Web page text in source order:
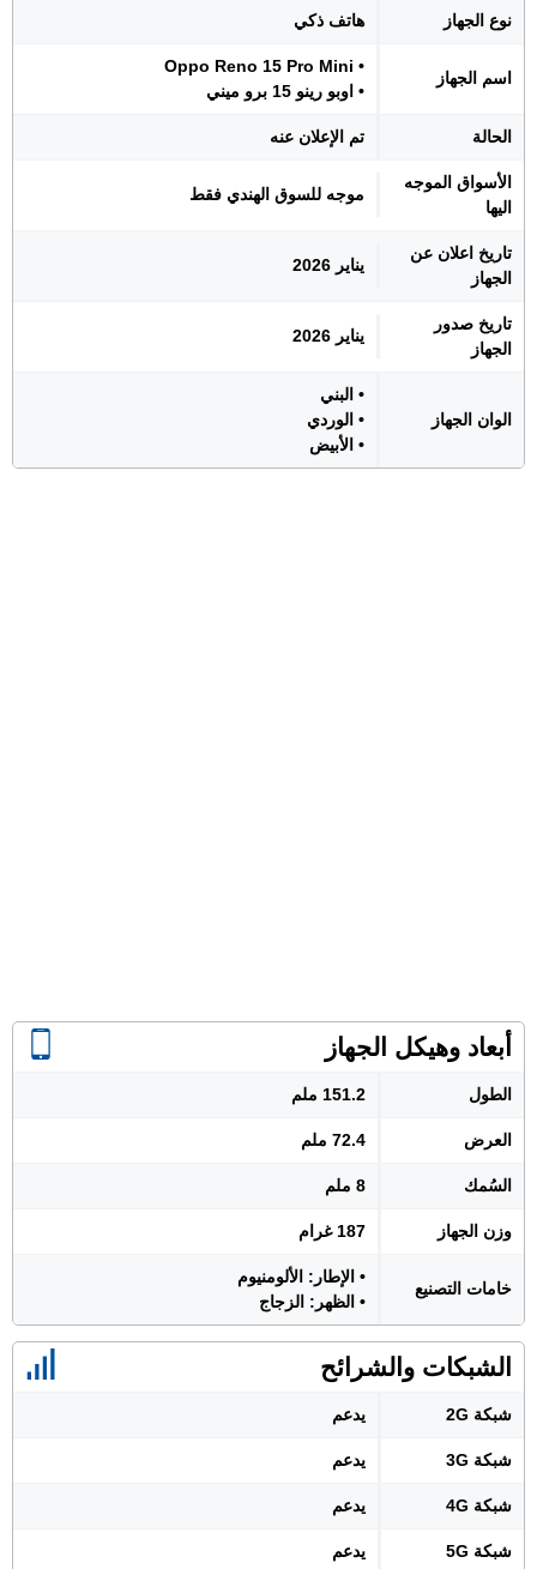
نوع الجهاز هاتف ذكي
اسم الجهاز
• Oppo Reno 15 Pro Mini
• اوبو رينو 15 برو ميني
الحالة تم الإعلان عنه
الأسواق الموجه
اليها
موجه للسوق الهندي فقط
تاريخ اعلان عن
الجهاز
يناير 2026
تاريخ صدور
الجهاز
يناير 2026
الوان الجهاز
• البني
• الوردي
• الأبيض
أبعاد وهيكل الجهاز
الطول 151.2 ملم
العرض 72.4 ملم
السُمك 8 ملم
وزن الجهاز 187 غرام
خامات التصنيع
• الإطار: الألومنيوم
• الظهر: الزجاج
الشبكات والشرائح
شبكة 2G يدعم
شبكة 3G يدعم
شبكة 4G يدعم
شبكة 5G يدعم